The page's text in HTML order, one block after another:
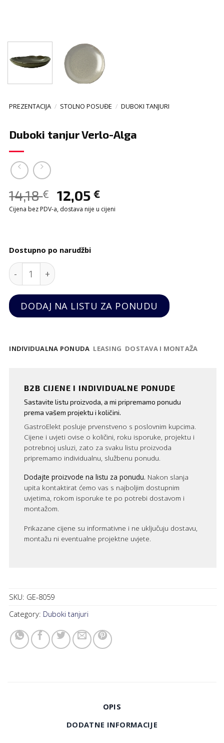
PREZENTACIJA / STOLNO POSUĐE / DUBOKI TANJURI
Duboki tanjur Verlo-Alga
14,18€ 12,05 €
Cijena bez PDV-a, dostava nije u cijeni
Dostupno po narudžbi
Duboki tanjur Verlo-Alga quantity
DODAJ NA LISTU ZA PONUDU
INDIVIDUALNA PONUDA LEASING DOSTAVA I MONTAŽA
B2B CIJENE I INDIVIDUALNE PONUDE
Sastavite listu proizvoda, a mi pripremamo ponudu
prema vašem projektu i količini.
GastroElekt posluje prvenstveno s poslovnim kupcima.
Cijene i uvjeti ovise o količini, roku isporuke, projektu i
potrebnoj usluzi, zato za svaku listu proizvoda
pripremamo individualnu, službenu ponudu.
Dodajte proizvode na listu za ponudu. Nakon slanja
upita kontaktirat ćemo vas s najboljim dostupnim
uvjetima, rokom isporuke te po potrebi dostavom i
montažom.
Prikazane cijene su informativne i ne uključuju dostavu,
montažu ni eventualne projektne uvjete.
SKU: GE-8059
Category: Duboki tanjuri
OPIS
DODATNE INFORMACIJE